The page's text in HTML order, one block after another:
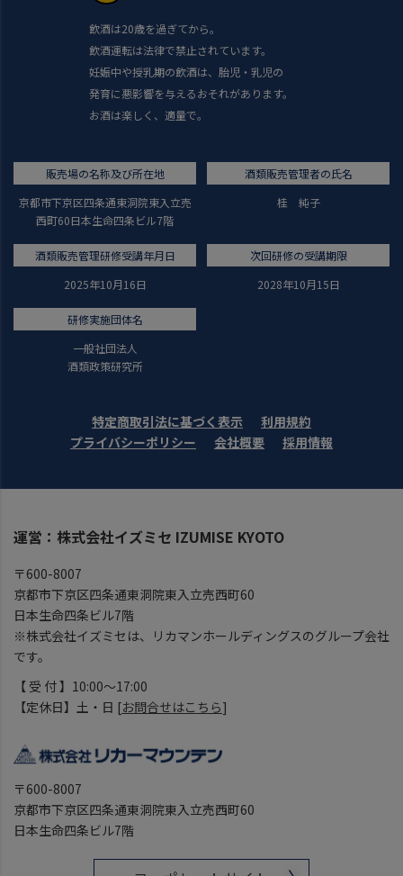
飲酒は20歳を過ぎてから。
飲酒運転は法律で禁止されています。
妊娠中や授乳期の飲酒は、胎児・乳児の
発育に悪影響を与えるおそれがあります。
お酒は楽しく、適量で。
販売場の名称及び所在地
京都市下京区四条通東洞院東入立売
西町60日本生命四条ビル7階
酒類販売管理者の氏名
桂 純子
酒類販売管理研修受講年月日
2025年10月16日
次回研修の受講期限
2028年10月15日
研修実施団体名
一般社団法人
酒類政策研究所
特定商取引法に基づく表示
利用規約
プライバシーポリシー
会社概要 採用情報
運営：株式会社イズミセ IZUMISE KYOTO
〒600-8007
京都市下京区四条通東洞院東入立売西町60
日本生命四条ビル7階
※株式会社イズミセは、リカマンホールディングスのグループ会社
です。
【 受 付 】10:00～17:00
【定休日】土・日 [お問合せはこちら]
〒600-8007
京都市下京区四条通東洞院東入立売西町60
日本生命四条ビル7階